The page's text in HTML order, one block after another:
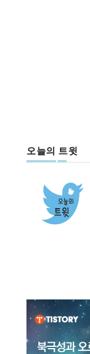
오늘의 트윗